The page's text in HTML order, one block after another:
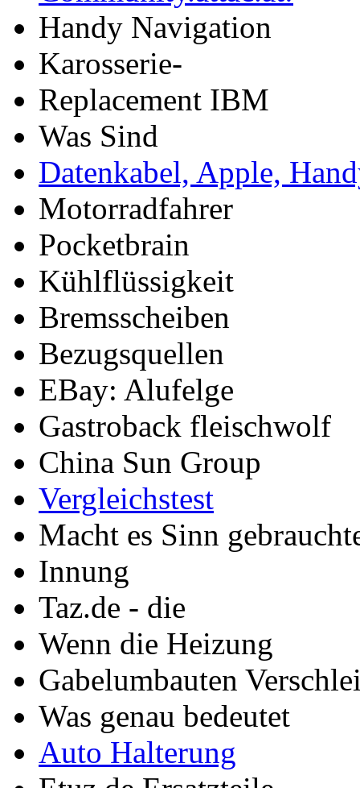
Handy Navigation
Karosserie-
Replacement IBM
Was Sind
Datenkabel, Apple,
Motorradfahrer
Pocketbrain
Kühlflüssigkeit
Bremsscheiben
Bezugsquellen
EBay: Alufelge
Gastroback fleischwolf
China Sun Group
Vergleichstest
Macht es Sinn
Innung
Taz.de - die
Wenn die Heizung
Gabelumbauten
Was genau bedeutet
Auto Halterung